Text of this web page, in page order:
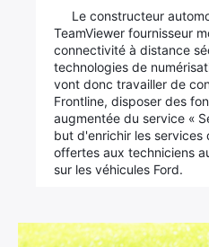
Le constructeur
TeamViewer fournisseur
connectivité à distance
technologies de
vont donc travailler de
Frontline, disposer des
augmentée du service «
but d'enrichir les services
offertes aux techniciens
sur les véhicules Ford.